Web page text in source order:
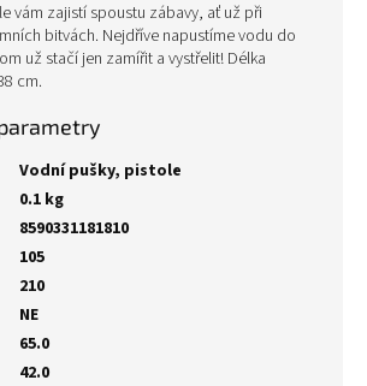
vám zajistí spoustu zábavy, ať už při
bitvách. Nejdříve napustíme vodu do
už stačí jen zamířit a vystřelit! Délka
cm.
Vodní pušky, pistole
0.1 kg
8590331181810
105
210
NE
65.0
42.0